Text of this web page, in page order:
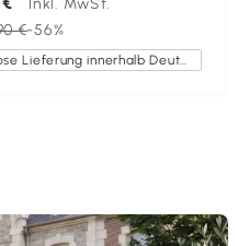
+ Schwarz
€-56%
Kostenlose Lieferung innerhalb Deutschlands